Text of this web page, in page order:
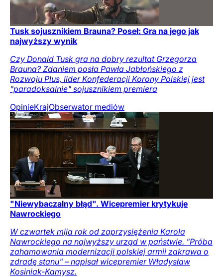
Tusk sojusznikiem Brauna? Poseł: Gra na jego jak
najwyższy wynik
Czy Donald Tusk gra na dobry rezultat Grzegorza
Brauna? Zdaniem posła Pawła Jabłońskiego z
Rozwoju Plus, lider Konfederacji Korony Polskiej jest
"paradoksalnie" sojusznikiem premiera
OpinieKrajObserwator mediów
"Niewybaczalny błąd". Wicepremier krytykuje
Nawrockiego
W czwartek mija rok od zaprzysiężenia Karola
Nawrockiego na najwyższy urząd w państwie. "Próba
zahamowania modernizacji polskiej armii zakrawa o
zdradę stanu" – napisał wicepremier Władysław
Kosiniak-Kamysz.